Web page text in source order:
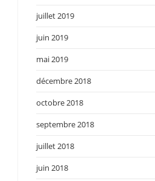
juillet 2019
juin 2019
mai 2019
décembre 2018
octobre 2018
septembre 2018
juillet 2018
juin 2018